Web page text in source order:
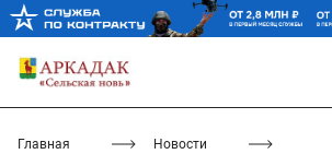
Главная
Новости